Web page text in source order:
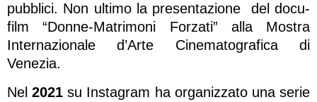
pubblici. Non ultimo la presentazione del docu-
film“Donne-Matrimoni Forzati” alla Mostra
Internazionale d’Arte Cinematografica di
Venezia.
Nel 2021 su Instagram ha organizzato una serie